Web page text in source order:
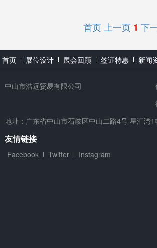
首页 上一页 1 下
首页 展位设计 展会回顾 签证特惠 新闻
中山市浩远贸易有限公司
地址：广东省中山市石岐区中山二路4号 星汇湾
友情链接
Facebook Twitter Instagram